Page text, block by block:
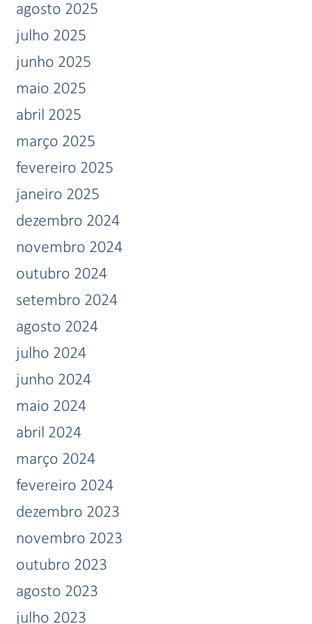
agosto 2025
julho 2025
junho 2025
maio 2025
abril 2025
março 2025
fevereiro 2025
janeiro 2025
dezembro 2024
novembro 2024
outubro 2024
setembro 2024
agosto 2024
julho 2024
junho 2024
maio 2024
abril 2024
março 2024
fevereiro 2024
dezembro 2023
novembro 2023
outubro 2023
agosto 2023
julho 2023